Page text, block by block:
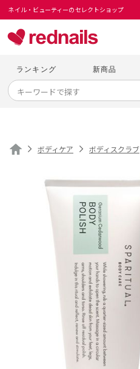
ネイル・ビューティーのセレクトショップ
ランキング 新商品
ボディケア ボディスクラブ